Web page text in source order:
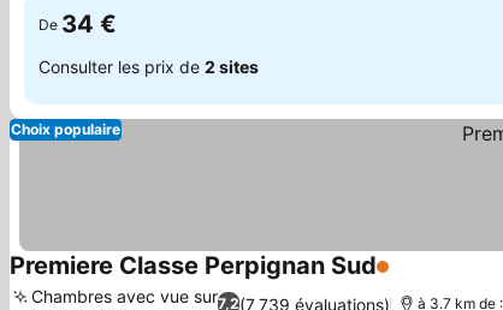
De 34 €
Consulter les prix de 2 sites
Choix populaire
Premiere Classe Perpignan Sud1 Étoiles
7,2(7 739 évaluations)
Chambres avec vue sur
à 3.7 km de